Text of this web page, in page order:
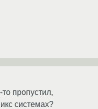
пропустил,
системах?